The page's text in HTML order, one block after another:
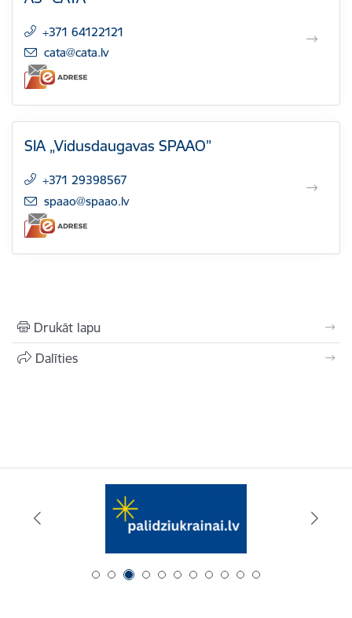
+371 64122121
E-pasts:
cata@cata.lv
SIA „Vidusdaugavas SPAAO”
+371 29398567
E-pasts:
spaao@spaao.lv
Drukāt lapu
Dalīties